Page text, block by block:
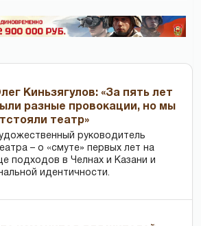
Киньзягулов: «За пять лет
разные провокации, но мы
театр»
руководитель
– о «смуте» первых лет на
подходов в Челнах и Казани и
идентичности.